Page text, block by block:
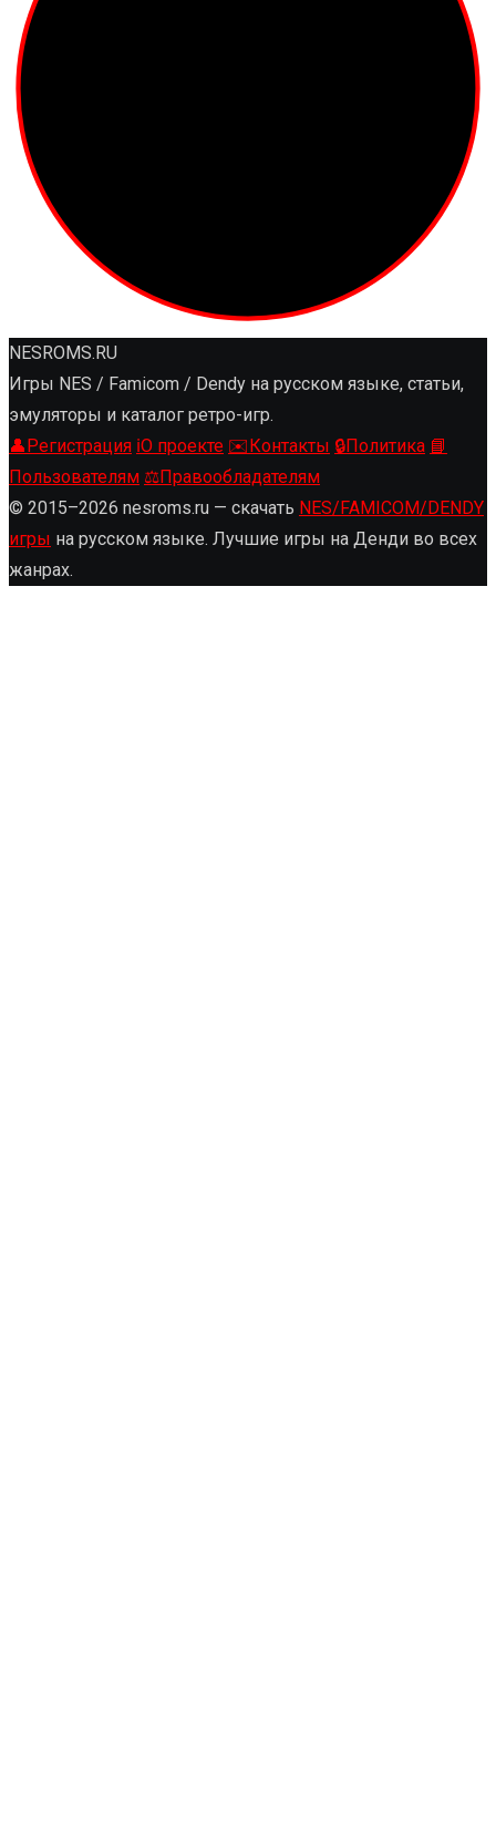
NESROMS.RU
Игры NES / Famicom / Dendy на русском языке, статьи,
эмуляторы и каталог ретро-игр.
👤 Регистрация ℹ️О проекте ✉️ Контакты 🔒Политика 📘
Пользователям ⚖️Правообладателям
© 2015–2026 nesroms.ru — скачать NES/FAMICOM/DENDY
игры на русском языке. Лучшие игры на Денди во всех
жанрах.